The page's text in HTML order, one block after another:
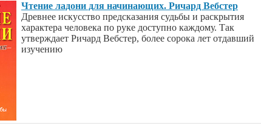
Чтение ладони для начинающих. Ричард Вебстер
Древнее искусство предсказания судьбы и раскрытия
характера человека по руке доступно каждому. Так
утверждает Ричард Вебстер, более сорока лет отдавший
изучению